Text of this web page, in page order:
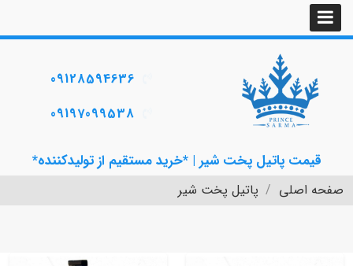
قیمت پاتیل پخت شیر | *خرید مستقیم از تولیدکننده*
09128594636
09197099538
صفحه اصلی پاتیل پخت شیر